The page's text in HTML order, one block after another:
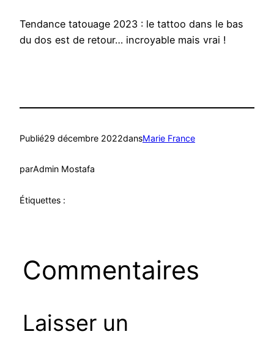
Tendance tatouage 2023 : le tattoo dans le bas
du dos est de retour… incroyable mais vrai !
Publié29 décembre 2022dansMarie France
parAdmin Mostafa
Étiquettes :
Commentaires
Laisser un